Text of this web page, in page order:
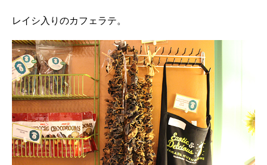
レイシ入りのカフェラテ。